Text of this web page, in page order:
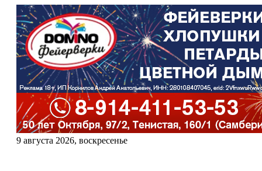
9 августа 2026, воскресенье